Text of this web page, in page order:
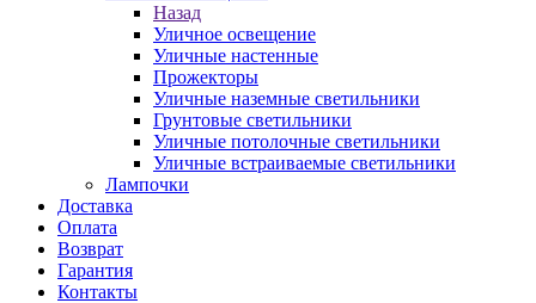
Назад
Уличное освещение
Уличные настенные
Прожекторы
Уличные наземные светильники
Грунтовые светильники
Уличные потолочные светильники
Уличные встраиваемые светильники
Лампочки
Доставка
Оплата
Возврат
Гарантия
Контакты